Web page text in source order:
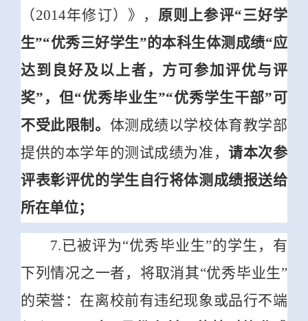
（2014年修订）》， 原则上参评“三好学
生”“优秀三好学生”的本科生体测成绩“应
达到良好及以上者，方可参加评优与评
奖”，但“优秀毕业生”“优秀学生干部”可
不受此限制。 体测成绩以学校体育教学部
提供的本学年的测试成绩为准，请本次参
评表彰评优的学生自行将体测成绩报送给
所在单位；
7.已被评为“优秀毕业生”的学生，有
下列情况之一者，将取消其“优秀毕业生”
的荣誉：在离校前有违纪现象或品行不端